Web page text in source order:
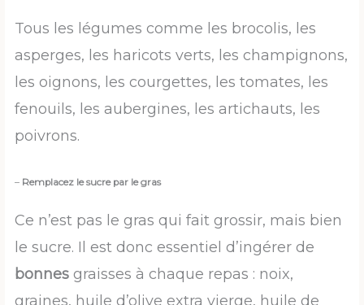
Tous les légumes comme les brocolis, les
asperges, les haricots verts, les champignons,
les oignons, les courgettes, les tomates, les
fenouils, les aubergines, les artichauts, les
poivrons.
– Remplacez le sucre par le gras
Ce n’est pas le gras qui fait grossir, mais bien
le sucre. Il est donc essentiel d’ingérer de
bonnes graisses à chaque repas : noix,
graines, huile d’olive extra vierge, huile de